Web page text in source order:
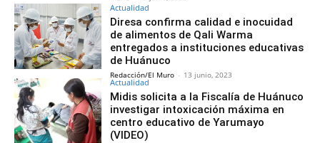
Actualidad
Diresa confirma calidad e inocuidad
de alimentos de Qali Warma
entregados a instituciones educativas
de Huánuco
Redacción/El Muro - 13 junio, 2023
Actualidad
Midis solicita a la Fiscalía de Huánuco
investigar intoxicación máxima en
centro educativo de Yarumayo
(VIDEO)